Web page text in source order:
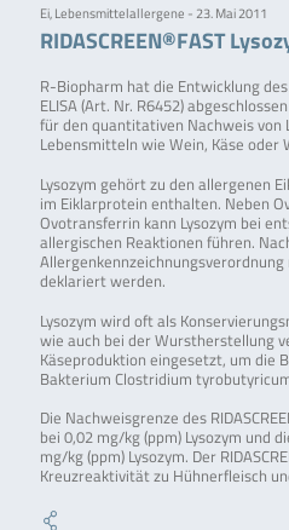
Ei, Lebensmittelallergene - 23. Mai 2011
RIDASCREEN®FAST
R-Biopharm hat die Entwicklung des
ELISA (Art. Nr. R6452)
für den quantitativen Nachweis von
Lebensmitteln wie Wein, Käse oder
Lysozym gehört zu den allergenen
im Eiklarprotein enthalten. Neben
Ovotransferrin kann Lysozym bei
allergischen Reaktionen führen.
deklariert werden.
Lysozym wird oft als
wie auch bei der Wurstherstellung
Käseproduktion eingesetzt, um die
Bakterium Clostridium
Die Nachweisgrenze des
bei 0,02 mg/kg (ppm) Lysozym und
mg/kg (ppm) Lysozym. Der
Kreuzreaktivität zu Hühnerfleisch